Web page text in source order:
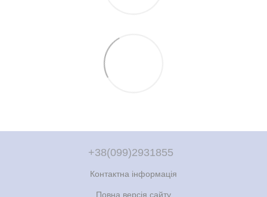
+38(099)2931855
Контактна інформація
Повна версія сайту